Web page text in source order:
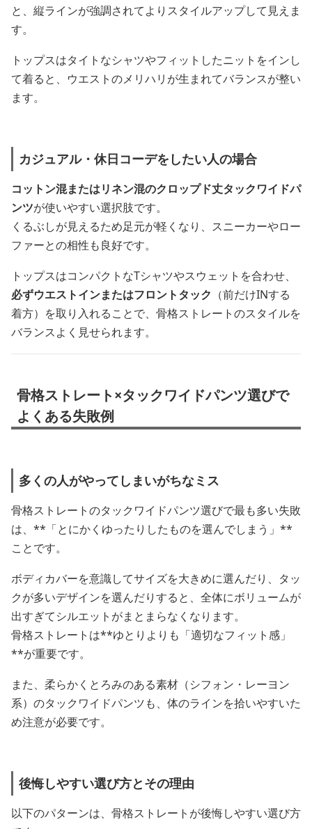
と、縦ラインが強調されてよりスタイルアップして見えま
す。
トップスはタイトなシャツやフィットしたニットをインし
て着ると、ウエストのメリハリが生まれてバランスが整い
ます。
カジュアル・休日コーデをしたい人の場合
コットン混またはリネン混のクロップド丈タックワイドパ
ンツが使いやすい選択肢です。
くるぶしが見えるため足元が軽くなり、スニーカーやロー
ファーとの相性も良好です。
トップスはコンパクトなTシャツやスウェットを合わせ、
必ずウエストインまたはフロントタック （前だけINする
着方）を取り入れることで、骨格ストレートのスタイルを
バランスよく見せられます。
骨格ストレート×タックワイドパンツ選びで
よくある失敗例
多くの人がやってしまいがちなミス
骨格ストレートのタックワイドパンツ選びで最も多い失敗
は、**「とにかくゆったりしたものを選んでしまう」**
ことです。
ボディカバーを意識してサイズを大きめに選んだり、タッ
クが多いデザインを選んだりすると、全体にボリュームが
出すぎてシルエットがまとまらなくなります。
骨格ストレートは**ゆとりよりも「適切なフィット感」
**が重要です。
また、柔らかくとろみのある素材（シフォン・レーヨン
系）のタックワイドパンツも、体のラインを拾いやすいた
め注意が必要です。
後悔しやすい選び方とその理由
以下のパターンは、骨格ストレートが後悔しやすい選び方